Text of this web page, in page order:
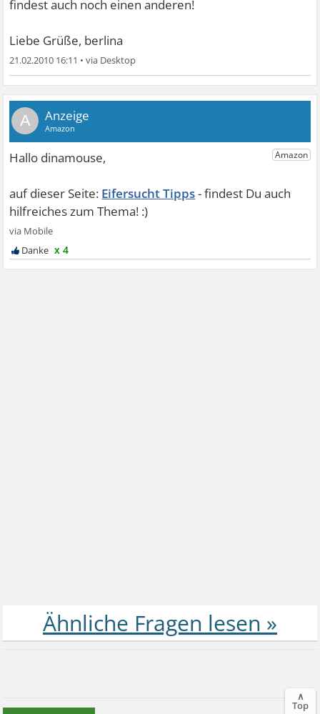
findest auch noch einen anderen!
Liebe Grüße, berlina
21.02.2010 16:11 •
A
Eifersucht Tipps
x 4
∧
Top